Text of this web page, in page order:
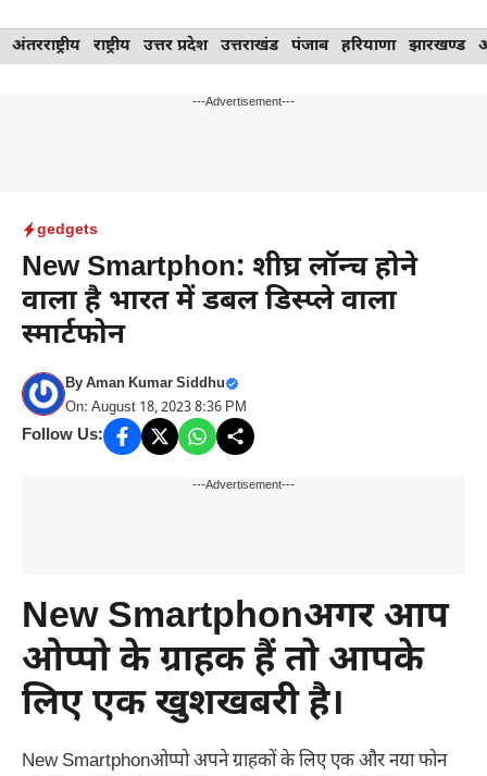
Skip
to
अंतरराष्ट्रीय राष्ट्रीय उत्तर प्रदेश उत्तराखंड पंजाब हरियाणा झारखण्ड
---Advertisement---
gedgets
New Smartphon: शीघ्र लॉन्च होने
वाला है भारत में डबल डिस्प्ले वाला
स्मार्टफोन
ByAman Kumar Siddhu
On: August 18, 2023 8:36 PM
Follow Us:
---Advertisement---
New Smartphonअगर आप
ओप्पो के ग्राहक हैं तो आपके
लिए एक खुशखबरी है।
New Smartphonओप्पो अपने ग्राहकों के लिए एक और नया फोन